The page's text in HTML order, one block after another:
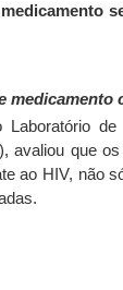
medicamento
Laboratório
avaliou que
ao HIV, não